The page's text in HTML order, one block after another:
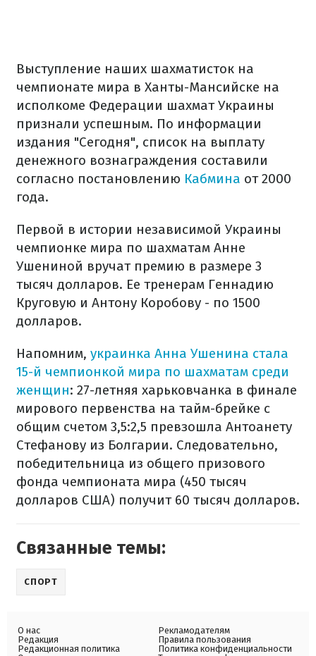
Выступление наших шахматисток на
чемпионате мира в Ханты-Мансийске на
исполкоме Федерации шахмат Украины
признали успешным. По информации
издания "Сегодня", список на выплату
денежного вознаграждения составили
согласно постановлению Кабмина от 2000
года.
Первой в истории независимой Украины
чемпионке мира по шахматам Анне
Ушениной вручат премию в размере 3
тысяч долларов. Ее тренерам Геннадию
Круговую и Антону Коробову - по 1500
долларов.
Напомним, украинка Анна Ушенина стала
15-й чемпионкой мира по шахматам среди
женщин: 27-летняя харьковчанка в финале
мирового первенства на тайм-брейке с
общим счетом 3,5:2,5 превзошла Антоанету
Стефанову из Болгарии. Следовательно,
победительница из общего призового
фонда чемпионата мира (450 тысяч
долларов США) получит 60 тысяч долларов.
Связанные темы:
СПОРТ
О нас
Редакция
Редакционная политика
Рекламодателям
Правила пользования
Политика конфиденциальности